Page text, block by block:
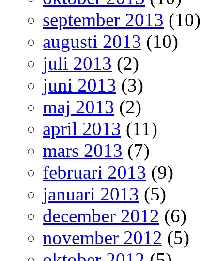
september 2013 (10)
augusti 2013 (10)
juli 2013 (2)
juni 2013 (3)
maj 2013 (2)
april 2013 (11)
mars 2013 (7)
februari 2013 (9)
januari 2013 (5)
december 2012 (6)
november 2012 (5)